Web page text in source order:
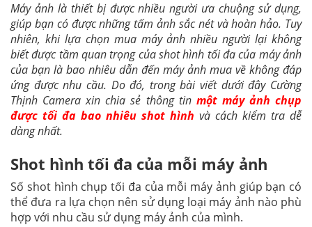
Máy ảnh là thiết bị được nhiều người ưa chuộng sử dụng,
giúp bạn có được những tấm ảnh sắc nét và hoàn hảo. Tuy
nhiên, khi lựa chọn mua máy ảnh nhiều người lại không
biết được tầm quan trọng của shot hình tối đa của máy ảnh
của bạn là bao nhiêu dẫn đến máy ảnh mua về không đáp
ứng được nhu cầu. Do đó, trong bài viết dưới đây Cường
Thịnh Camera xin chia sẻ thông tin một máy ảnh chụp
được tối đa bao nhiêu shot hình và cách kiểm tra dễ
dàng nhất.
Shot hình tối đa của mỗi máy ảnh
Số shot hình chụp tối đa của mỗi máy ảnh giúp bạn có
thể đưa ra lựa chọn nên sử dụng loại máy ảnh nào phù
hợp với nhu cầu sử dụng máy ảnh của mình.